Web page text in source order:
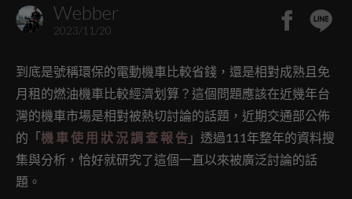
Webber
2023/11/20
到底是號稱環保的電動機車比較省錢，還是相對成熟且免
月租的燃油機車比較經濟划算？這個問題應該在近幾年台
灣的機車市場是相對被熱切討論的話題，近期交通部公佈
的「機 車 使 用 狀 況 調 查 報 告 」透過111年整年的資料搜
集與分析，恰好就研究了這個一直以來被廣泛討論的話
題。